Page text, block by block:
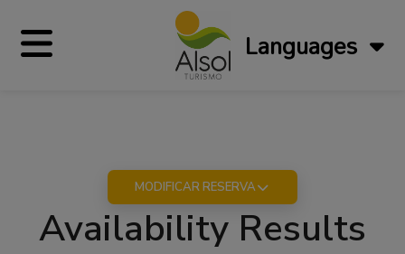
Languages
MODIFICAR RESERVA
Availability Results